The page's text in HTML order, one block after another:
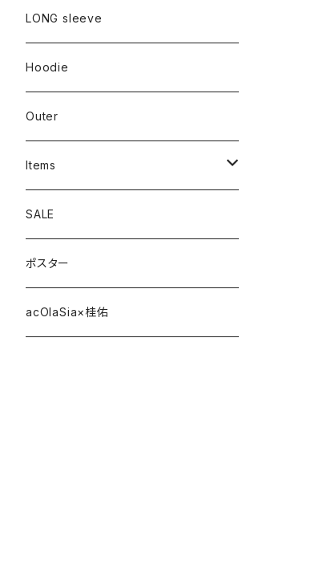
LONG sleeve
Hoodie
Outer
Items
Phone Case
cap
strap
SALE
ポスター
acOlaSia×桂佑